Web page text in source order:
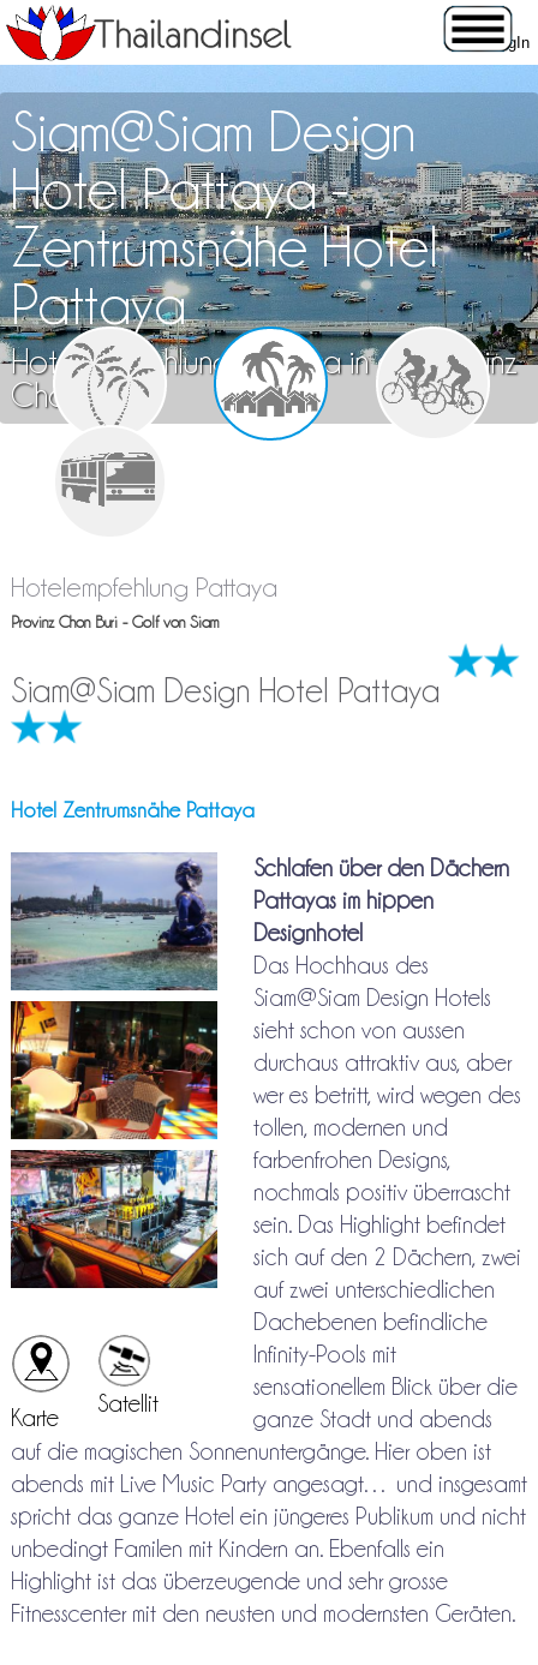
Siam@Siam Design
Hotel Pattaya -
Zentrumsnähe Hotel
Pattaya
Hotelempfehlung Pattaya in der Provinz
Chon Buri
Hotelempfehlung Pattaya
Provinz Chon Buri - Golf von Siam
Siam@Siam Design Hotel Pattaya
Hotel Zentrumsnähe Pattaya
Karte
Satellit
Schlafen über den Dächern
Pattayas im hippen
Designhotel
Das Hochhaus des
Siam@Siam Design Hotels
sieht schon von aussen
durchaus attraktiv aus, aber
wer es betritt, wird wegen des
tollen, modernen und
farbenfrohen Designs,
nochmals positiv überrascht
sein. Das Highlight befindet
sich auf den 2 Dächern, zwei
auf zwei unterschiedlichen
Dachebenen befindliche
Infinity-Pools mit
sensationellem Blick über die
ganze Stadt und abends
auf die magischen Sonnenuntergänge. Hier oben ist
abends mit Live Music Party angesagt… und insgesamt
spricht das ganze Hotel ein jüngeres Publikum und nicht
unbedingt Familen mit Kindern an. Ebenfalls ein
Highlight ist das überzeugende und sehr grosse
Fitnesscenter mit den neusten und modernsten Geräten.